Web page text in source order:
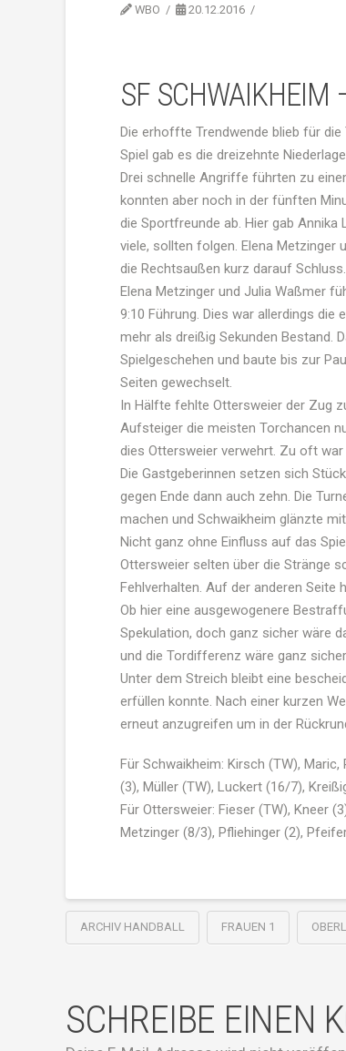
WBO 20.12.2016
SF SCHWAIKHEIM
Die erhoffte Trendwende blieb für
Spiel gab es die dreizehnte
Drei schnelle Angriffe führten zu
konnten aber noch in der fünften
die Sportfreunde ab. Hier gab
viele, sollten folgen. Elena
die Rechtsaußen kurz darauf
Elena Metzinger und Julia Waßmer
9:10 Führung. Dies war allerdings
mehr als dreißig Sekunden Bestand.
Spielgeschehen und baute bis zur
Seiten gewechselt.
In Hälfte fehlte Ottersweier der Zug
Aufsteiger die meisten Torchancen
dies Ottersweier verwehrt. Zu oft war
Die Gastgeberinnen setzen sich
gegen Ende dann auch zehn. Die
machen und Schwaikheim glänzte
Nicht ganz ohne Einfluss auf das
Ottersweier selten über die Stränge
Fehlverhalten. Auf der anderen Seite
Ob hier eine ausgewogenere
Spekulation, doch ganz sicher wäre
und die Tordifferenz wäre ganz
Unter dem Streich bleibt eine
erfüllen konnte. Nach einer kurzen
erneut anzugreifen um in der
Für Schwaikheim: Kirsch (TW),
(3), Müller (TW), Luckert (16/7),
Für Ottersweier: Fieser (TW), Kneer
Metzinger (8/3), Pfliehinger (2),
ARCHIV HANDBALL FRAUEN 1
SCHREIBE EINEN